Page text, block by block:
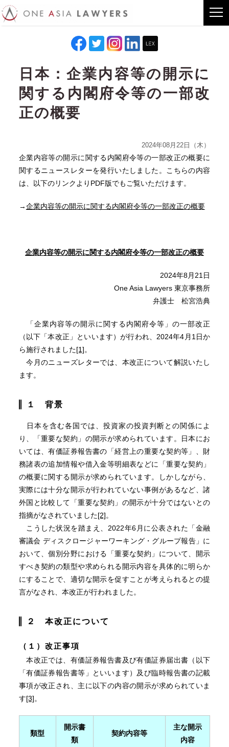
日本：企業内容等の開示に
関する内閣府令等の一部改
正の概要
2024年08月22日（木）
企業内容等の開示に関する内閣府令等の一部改正の概要に
関するニュースレターを発行いたしました。こちらの内容
は、以下のリンクよりPDF版でもご覧いただけます。
→企業内容等の開示に関する内閣府令等の一部改正の概要
企業内容等の開示に関する内閣府令等の一部改正の概要
2024年8月21日
One Asia Lawyers 東京事務所
弁護士 松宮浩典
「企業内容等の開示に関する内閣府令等」の一部改正
（以下「本改正」といいます）が行われ、2024年4月1日か
ら施行されました[1]。
今月のニューズレターでは、本改正について解説いたし
ます。
１ 背景
日本を含む各国では、投資家の投資判断との関係によ
り、「重要な契約」の開示が求められています。日本にお
いては、有価証券報告書の「経営上の重要な契約等」、財
務諸表の追加情報や借入金等明細表などに「重要な契約」
の概要に関する開示が求められています。しかしながら、
実際には十分な開示が行われていない事例があるなど、諸
外国と比較して「重要な契約」の開示が十分ではないとの
指摘がなされていました[2]。
こうした状況を踏まえ、2022年6月に公表された「金融
審議会 ディスクロージャーワーキング・グループ報告」に
おいて、個別分野における「重要な契約」について、開示
すべき契約の類型や求められる開示内容を具体的に明らか
にすることで、適切な開示を促すことが考えられるとの提
言がなされ、本改正が行われました。
２ 本改正について
（１）改正事項
本改正では、有価証券報告書及び有価証券届出書（以下
「有価証券報告書等」といいます）及び臨時報告書の記載
事項が改正され、主に以下の内容の開示が求められていま
す[3]。
類型
開示書
類
契約内容等
主な開示
内容